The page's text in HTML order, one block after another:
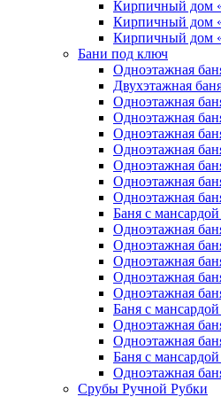
Кирпичный дом
Кирпичный дом
Кирпичный дом
Бани под ключ
Одноэтажная
Двухэтажная
Одноэтажная
Одноэтажная
Одноэтажная
Одноэтажная
Одноэтажная
Одноэтажная
Одноэтажная
Баня с
Одноэтажная
Одноэтажная
Одноэтажная
Одноэтажная
Одноэтажная
Баня с
Одноэтажная
Одноэтажная
Баня с
Одноэтажная
Срубы Ручной Рубки